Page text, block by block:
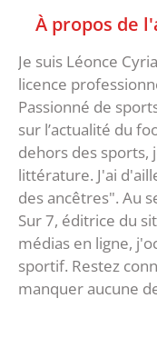
À propos de
Je suis Léonce
licence
Passionné de
sur l’actualité du
dehors des sports,
littérature. J'ai
des ancêtres". Au
Sur 7, éditrice du
médias en ligne,
sportif. Restez
manquer aucune